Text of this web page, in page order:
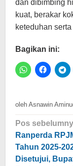
dan dibimbing
kuat, berakar
keteduhan
Bagikan ini:
oleh Asnawin
Navigasi
pos
Pos
Ranperda
Tahun 2025-
Disetujui,